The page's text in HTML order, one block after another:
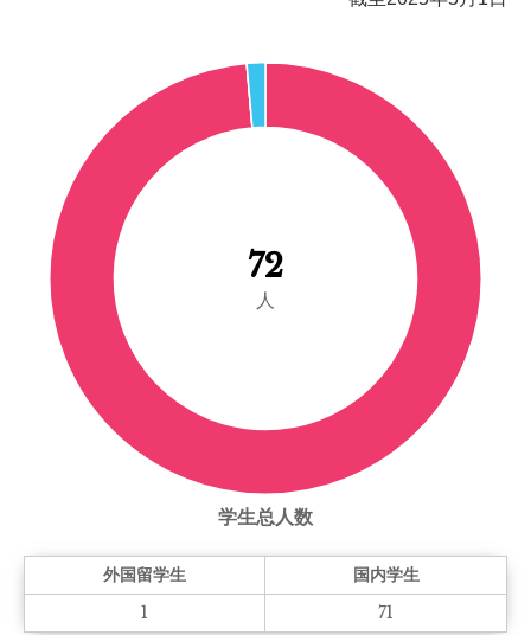
72
人
学生总人数
外国留学生
国内学生
1
71